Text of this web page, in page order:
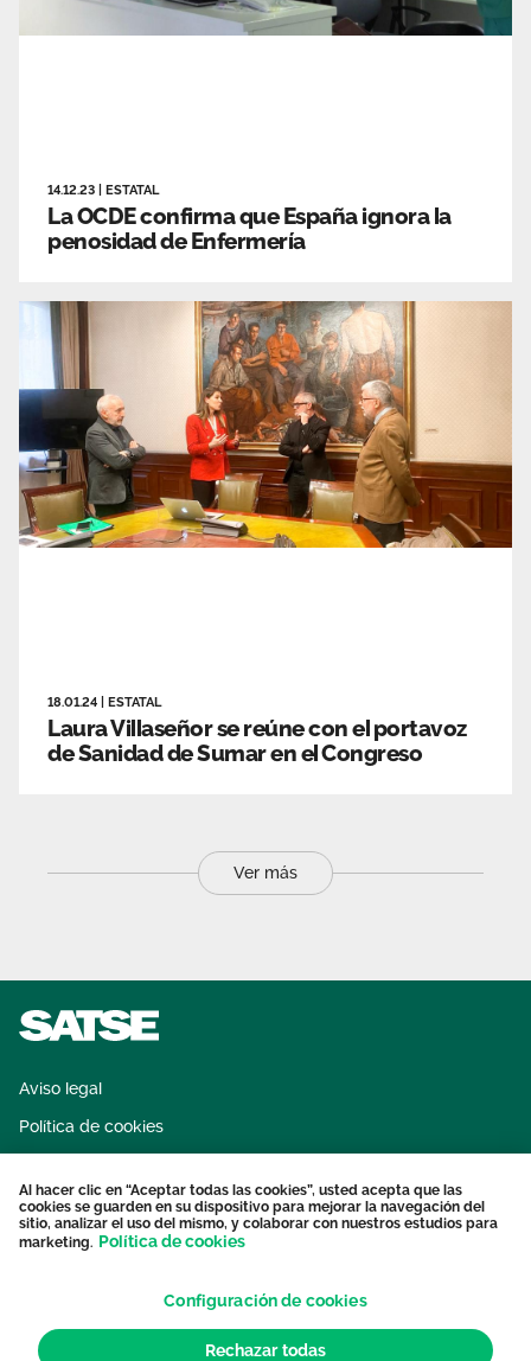
14.12.23 ESTATAL
La OCDE confirma que España ignora la
penosidad de Enfermería
18.01.24 ESTATAL
Laura Villaseñor se reúne con el portavoz
de Sanidad de Sumar en el Congreso
Ver más
Aviso legal
Política de cookies
Protección datos personales
Contacto
Al hacer clic en “Aceptar todas las cookies”, usted acepta que las
cookies se guarden en su dispositivo para mejorar la navegación del
sitio, analizar el uso del mismo, y colaborar con nuestros estudios para
marketing. Política de cookies
Configuración de cookies
Rechazar todas